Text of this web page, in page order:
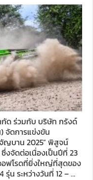
กัด ร่วมกับ บริษัท กรังด์
จัดการแข่งขัน
จัญบาน 2025” พิสูจน์
งจัดต่อเนื่องเป็นปีที่ 23
ฟโรดที่ยิ่งใหญ่ที่สุดของ
รุ่น ระหว่างวันที่ 12 – …